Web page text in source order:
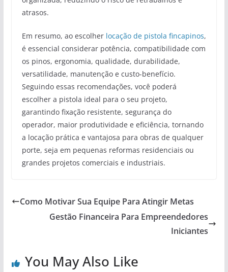
atrasos.
Em resumo, ao escolher locação de pistola fincapinos,
é essencial considerar potência, compatibilidade com
os pinos, ergonomia, qualidade, durabilidade,
versatilidade, manutenção e custo-benefício.
Seguindo essas recomendações, você poderá
escolher a pistola ideal para o seu projeto,
garantindo fixação resistente, segurança do
operador, maior produtividade e eficiência, tornando
a locação prática e vantajosa para obras de qualquer
porte, seja em pequenas reformas residenciais ou
grandes projetos comerciais e industriais.
Como Motivar Sua Equipe Para Atingir Metas
Gestão Financeira Para Empreendedores
Iniciantes
You May Also Like